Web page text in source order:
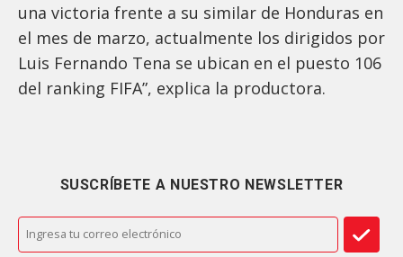
una victoria frente a su similar de Honduras en
el mes de marzo, actualmente los dirigidos por
Luis Fernando Tena se ubican en el puesto 106
del ranking FIFA”, explica la productora.
SUSCRÍBETE A NUESTRO NEWSLETTER